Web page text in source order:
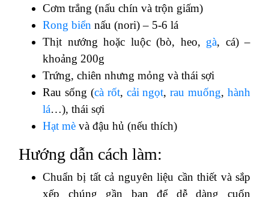
Cơm trắng (nấu chín và trộn giấm)
Rong biển nấu (nori) – 5-6 lá
Thịt nướng hoặc luộc (bò, heo, gà, cá) –
khoảng 200g
Trứng, chiên nhưng mỏng và thái sợi
Rau sống (cà rốt, cải ngọt,rau muống, hành
lá…), thái sợi
Hạt mè và đậu hủ (nếu thích)
Hướng dẫn cách làm:
Chuẩn bị tất cả nguyên liệu cần thiết và sắp
xếp chúng gần bạn để dễ dàng cuốn